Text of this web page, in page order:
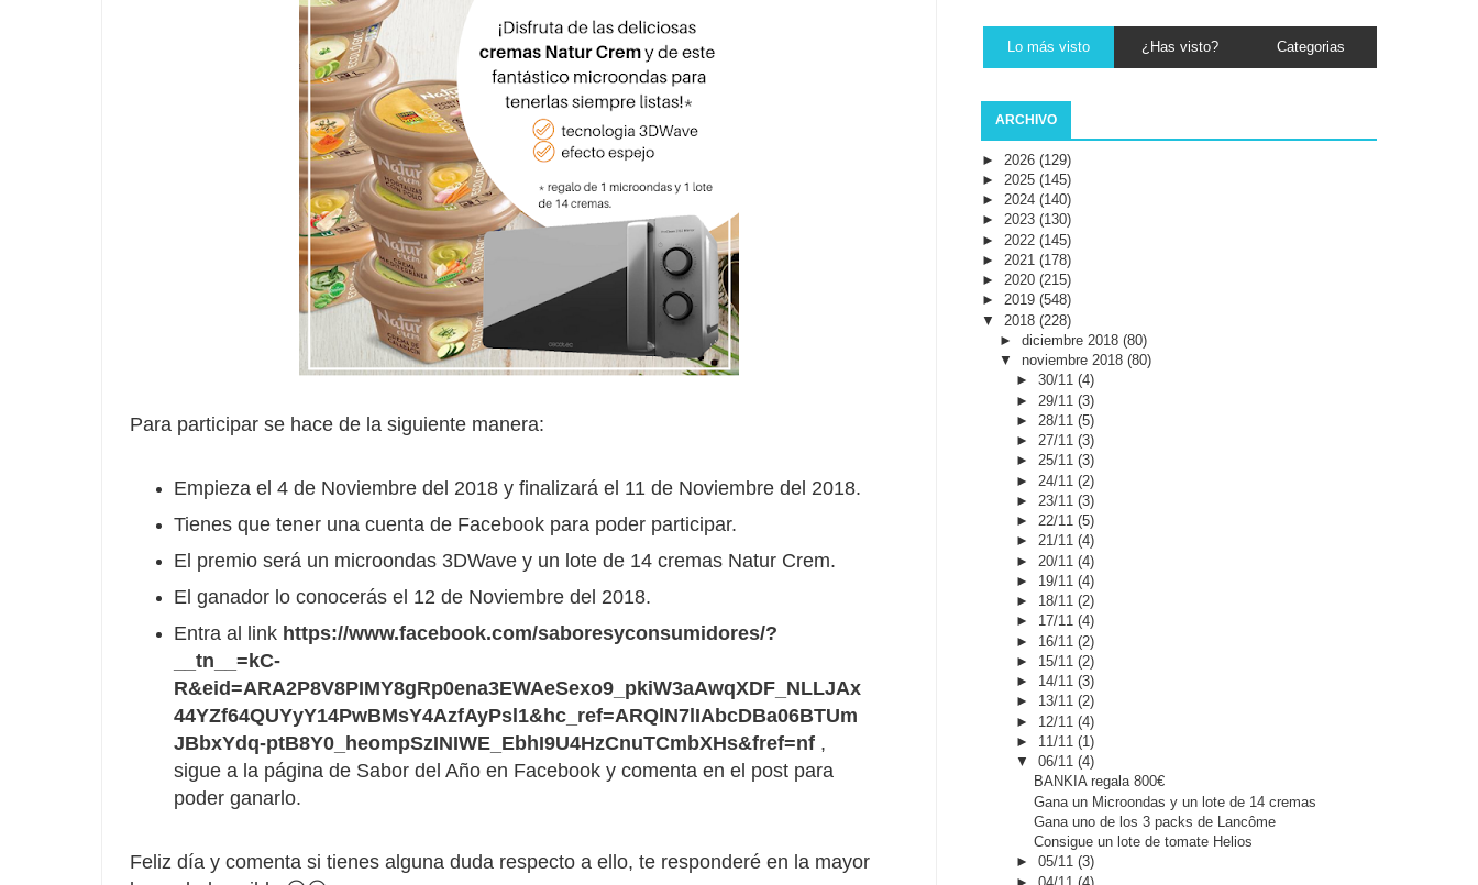
Para participar se hace de la siguiente manera:
Empieza el 4 de Noviembre del 2018 y finalizará el 11 de Noviembre del 2018.
Tienes que tener una cuenta de Facebook para poder participar.
El premio será un microondas 3DWave y un lote de 14 cremas Natur Crem.
El ganador lo conocerás el 12 de Noviembre del 2018.
Entra al link https://www.facebook.com/saboresyconsumidores/?
__tn__=kC-
R&eid=ARA2P8V8PIMY8gRp0ena3EWAeSexo9_pkiW3aAwqXDF_NLLJAx
44YZf64QUYyY14PwBMsY4AzfAyPsl1&hc_ref=ARQlN7lIAbcDBa06BTUm
JBbxYdq-ptB8Y0_heompSzINIWE_EbhI9U4HzCnuTCmbXHs&fref=nf ,
sigue a la página de Sabor del Año en Facebook y comenta en el post para
poder ganarlo.
Feliz día y comenta si tienes alguna duda respecto a ello, te responderé en la mayor
Lo más visto ¿Has visto? Categorias
ARCHIVO
► 2026 (129)
► 2025 (145)
► 2024 (140)
► 2023 (130)
► 2022 (145)
► 2021 (178)
► 2020 (215)
► 2019 (548)
▼ 2018 (228)
► diciembre 2018 (80)
▼ noviembre 2018 (80)
►30/11(4)
► 29/11(3)
► 28/11(5)
►27/11(3)
►25/11(3)
► 24/11(2)
► 23/11(3)
►22/11(5)
►21/11(4)
► 20/11(4)
► 19/11(4)
► 18/11(2)
► 17/11(4)
► 16/11(2)
► 15/11(2)
► 14/11(3)
► 13/11(2)
► 12/11(4)
► 11/11(1)
▼06/11(4)
BANKIA regala 800€
Gana un Microondas y un lote de 14 cremas
Gana uno de los 3 packs de Lancôme
Consigue un lote de tomate Helios
►05/11(3)